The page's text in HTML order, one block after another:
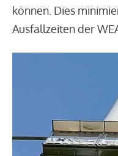
können. Dies
Ausfallzeiten der